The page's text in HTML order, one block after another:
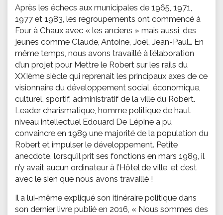
Après les échecs aux municipales de 1965, 1971,
1977 et 1983, les regroupements ont commencé à
Four à Chaux avec « les anciens » mais aussi, des
jeunes comme Claude, Antoine, Joël, Jean-Paul… En
même temps, nous avons travaillé à l’élaboration
d’un projet pour Mettre le Robert sur les rails du
XXIème siècle qui reprenait les principaux axes de ce
visionnaire du développement social, économique,
culturel, sportif, administratif de la ville du Robert.
Leader charismatique, homme politique de haut
niveau intellectuel Edouard De Lépine a pu
convaincre en 1989 une majorité de la population du
Robert et impulser le développement. Petite
anecdote, lorsqu’il prit ses fonctions en mars 1989, il
n’y avait aucun ordinateur à l’Hôtel de ville, et c’est
avec le sien que nous avons travaillé !
Il a lui-même expliqué son itinéraire politique dans
son dernier livre publié en 2016, « Nous sommes des